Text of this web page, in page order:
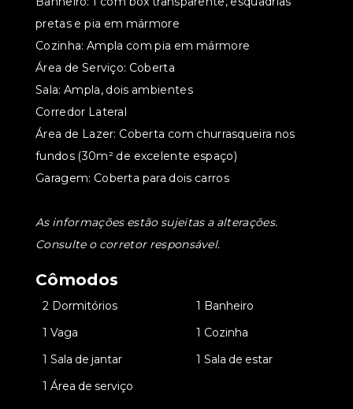
pretas e pia em mármore
Cozinha: Ampla com pia em mármore
Área de Serviço: Coberta
Sala: Ampla, dois ambientes
Corredor Lateral
Área de Lazer: Coberta com churrasqueira nos
fundos (30m² de excelente espaço)
Garagem: Coberta para dois carros
As informações estão sujeitas a alterações.
Consulte o corretor responsável.
Cômodos
2 Dormitórios
1 Banheiro
1 Vaga
1 Cozinha
1 Sala de jantar
1 Sala de estar
1 Área de serviço